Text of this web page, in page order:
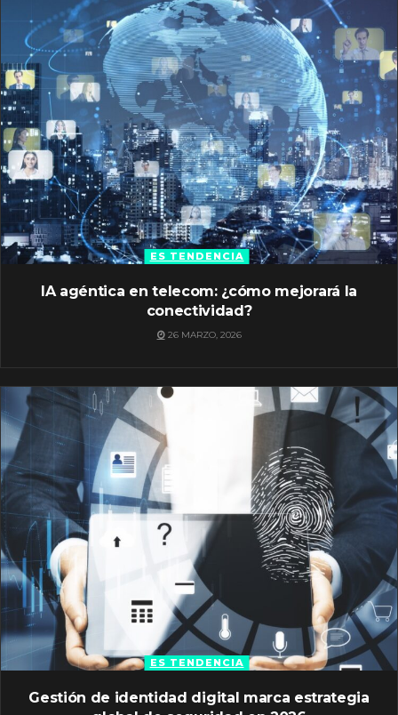
ES TENDENCIA
IA agéntica en telecom: ¿cómo mejorará la
conectividad?
26 MARZO, 2026
ES TENDENCIA
Gestión de identidad digital marca estrategia